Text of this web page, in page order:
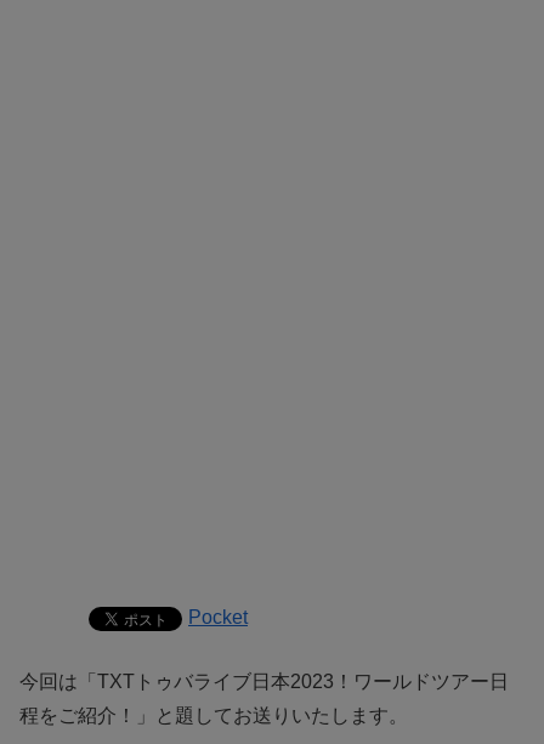
Pocket
今回は「TXTトゥバライブ日本2023！ワールドツアー日
程をご紹介！」と題してお送りいたします。